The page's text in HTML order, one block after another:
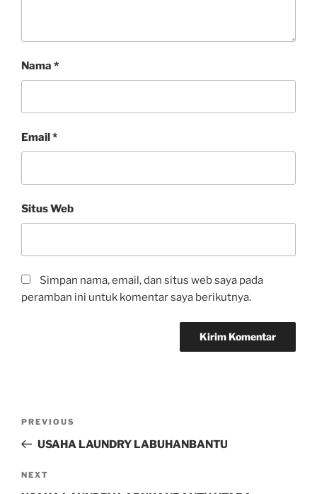
Nama *
Email*
Situs Web
Simpan nama, email, dan situs web saya pada
peramban ini untuk komentar saya berikutnya.
PREVIOUS
USAHA LAUNDRY LABUHANBANTU
NEXT